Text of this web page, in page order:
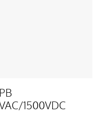
1500VDC